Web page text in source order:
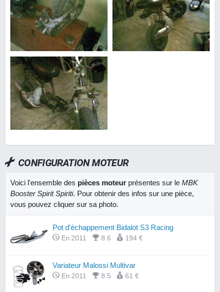
CONFIGURATION MOTEUR
Voici l'ensemble des pièces moteur présentes sur le MBK
Booster Spirit Spiriti. Pour obtenir des infos sur une pièce,
vous pouvez cliquer sur sa photo.
Pot d'échappement Bidalot S3 Racing
En 2011 8.6 194 €
Variateur Malossi Multivar
En 2011 8.5 61 €